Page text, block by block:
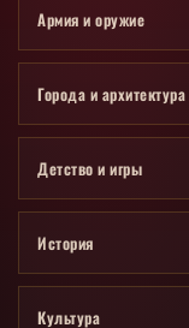
Армия и оружие
Города и архитектура
Детство и игры
История
Культура